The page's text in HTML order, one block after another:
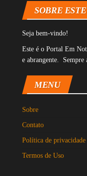
SOBRE
Seja bem-vindo!
Este é o Portal Em
e abrangente. Sempre
MENU
Sobre
Contato
Política de privacidade
Termos de Uso